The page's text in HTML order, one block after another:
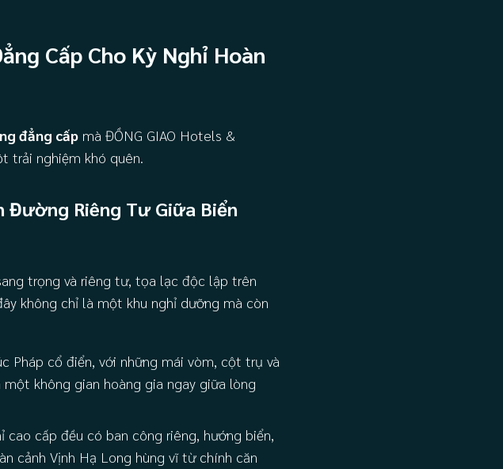
Cấp Cho Kỳ Nghỉ Hoàn
đẳng cấp mà ĐỒNG GIAO Hotels &
trải nghiệm khó quên.
Đường Riêng Tư Giữa Biển
trọng và riêng tư, tọa lạc độc lập trên
không chỉ là một khu nghỉ dưỡng mà còn
Pháp cổ điển, với những mái vòm, cột trụ và
không gian hoàng gia ngay giữa lòng
cao cấp đều có ban công riêng, hướng biển,
cảnh Vịnh Hạ Long hùng vĩ từ chính căn